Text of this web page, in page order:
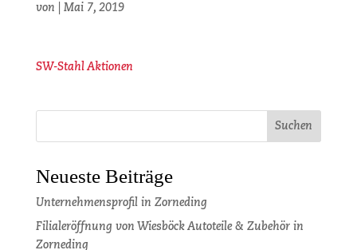
von Mai 7, 2019
SW-Stahl Aktionen
Neueste Beiträge
Unternehmensprofil in Zorneding
Filialeröffnung von Wiesböck Autoteile & Zubehör in
Zorneding